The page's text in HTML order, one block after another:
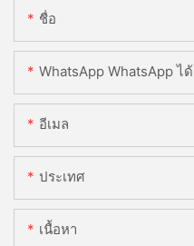
ชื่อ
WhatsApp WhatsApp ได้
อีเมล
ประเทศ
เนื้อหา